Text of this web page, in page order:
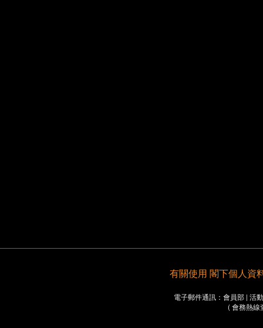
有關使用 閣下個人資
電子郵件通訊：會員部 | 活
( 會務熱線